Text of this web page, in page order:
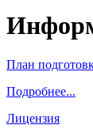
План
Подробнее...
Лицензия